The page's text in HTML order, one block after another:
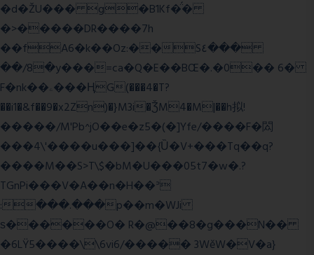
�d�ŽU��� g�B1Kf�̈́�
�>�����DR����7h
��fA6�k��Oz:��S٤���
��/8�y���=ca�Q�E��BŒ�.�0�� 6�
F�nk��ۦ���ҢG(���4�T?
��i1�&f��9�x2Zn)�}M3i�ǮM4�M|��h拟!
�����/M'Pb^jO��e�z5�(�]Yfe/����F�閦
���4\'����u���]��{Ȕ�V+���Tq��q?
����M��S>T\$�bM�U���05t7�w�.?
TGnPi���V�A��n�H��ᐣ
:���.���p��m�WJi
ѕ������O� R�@��8�g���N��
�6LŸ5����\\6vi6/����� 3WěW�V�a}